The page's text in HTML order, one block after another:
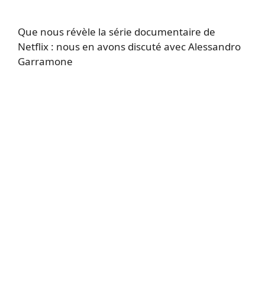
Que nous révèle la série documentaire de
Netflix : nous en avons discuté avec Alessandro
Garramone